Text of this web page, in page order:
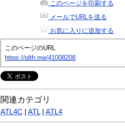
このページを印刷する
メールでURLを送る
お気に入りに追加する
このページのURL
https://plth.me/41008208
関連カテゴリ
ATL4C ATL| ATL4